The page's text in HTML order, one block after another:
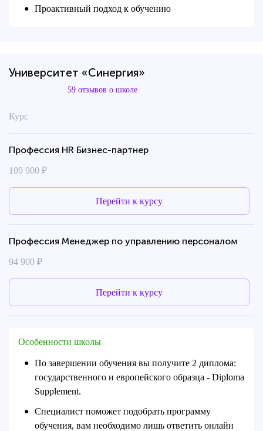
● Проактивный подход к обучению
Университет «Синергия»
59 отзывов о школе
Курс
Профессия HR Бизнес-партнер
109 900 ₽
Перейти к курсу
Профессия Менеджер по управлению персоналом
94 900 ₽
Перейти к курсу
Особенности школы
●
По завершении обучения вы получите 2 диплома:
государственного и европейского образца - Diploma
Supplement.
●
Специалист поможет подобрать программу
обучения, вам необходимо лишь ответить онлайн